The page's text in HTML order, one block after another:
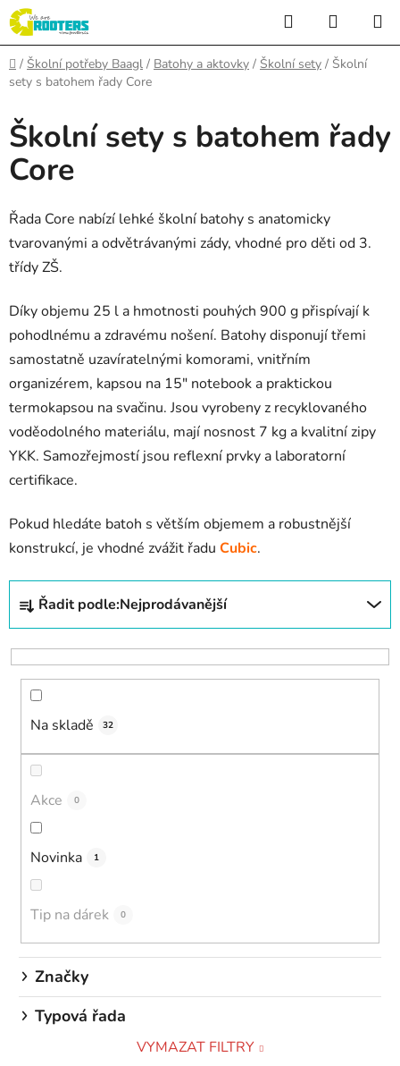
Přejít
na
obsah
Hledat
KOŠÍK
Domů
/ Školní potřeby Baagl / Batohy a aktovky / Školní sety / Školní
sety s batohem řady Core
Školní sety s batohem řady
Core
Řada Core nabízí lehké školní batohy s anatomicky
tvarovanými a odvětrávanými zády, vhodné pro děti od 3.
třídy ZŠ.
Díky objemu 25 l a hmotnosti pouhých 900 g přispívají k
pohodlnému a zdravému nošení. Batohy disponují třemi
samostatně uzavíratelnými komorami, vnitřním
organizérem, kapsou na 15″ notebook a praktickou
termokapsou na svačinu. Jsou vyrobeny z recyklovaného
voděodolného materiálu, mají nosnost 7 kg a kvalitní zipy
YKK. Samozřejmostí jsou reflexní prvky a laboratorní
certifikace.
Pokud hledáte batoh s větším objemem a robustnější
konstrukcí, je vhodné zvážit řadu Cubic.
Ř
z
e
Řadit podle:Nejprodávanější
Na skladě 32
Akce 0
Novinka 1
Tip na dárek 0
Značky
Typová řada
VYMAZAT FILTRY